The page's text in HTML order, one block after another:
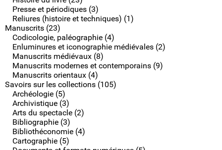
Presse et périodiques (3)
Reliures (histoire et techniques) (1)
Manuscrits (23)
Codicologie, paléographie (4)
Enluminures et iconographie médiévales (2)
Manuscrits médiévaux (8)
Manuscrits modernes et contemporains (9)
Manuscrits orientaux (4)
Savoirs sur les collections (105)
Archéologie (5)
Archivistique (3)
Arts du spectacle (2)
Bibliographie (3)
Bibliothéconomie (4)
Cartographie (5)